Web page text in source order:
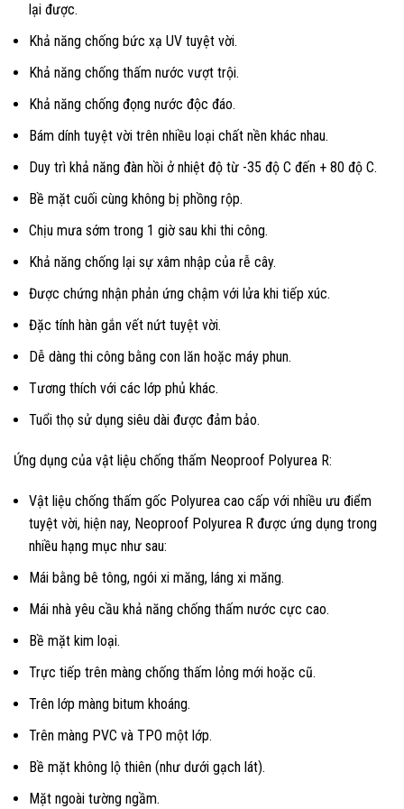
lại được.
Khả năng chống bức xạ UV tuyệt vời.
Khả năng chống thấm nước vượt trội.
Khả năng chống đọng nước độc đáo.
Bám dính tuyệt vời trên nhiều loại chất nền khác nhau.
Duy trì khả năng đàn hồi ở nhiệt độ từ -35 độ C đến + 80 độ C.
Bề mặt cuối cùng không bị phồng rộp.
Chịu mưa sớm trong 1 giờ sau khi thi công.
Khả năng chống lại sự xâm nhập của rễ cây.
Được chứng nhận phản ứng chậm với lửa khi tiếp xúc.
Đặc tính hàn gắn vết nứt tuyệt vời.
Dễ dàng thi công bằng con lăn hoặc máy phun.
Tương thích với các lớp phủ khác.
Tuổi thọ sử dụng siêu dài được đảm bảo.
Ứng dụng của vật liệu chống thấm Neoproof Polyurea R:
Vật liệu chống thấm gốc Polyurea cao cấp với nhiều ưu điểm
tuyệt vời, hiện nay, Neoproof Polyurea R được ứng dụng trong
nhiều hạng mục như sau:
Mái bằng bê tông, ngói xi măng, láng xi măng.
Mái nhà yêu cầu khả năng chống thấm nước cực cao.
Bề mặt kim loại.
Trực tiếp trên màng chống thấm lỏng mới hoặc cũ.
Trên lớp màng bitum khoáng.
Trên màng PVC và TPO một lớp.
Bề mặt không lộ thiên (như dưới gạch lát).
Mặt ngoài tường ngầm.